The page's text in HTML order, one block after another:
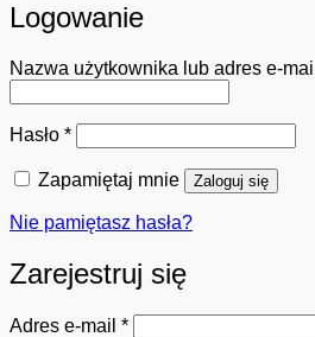
Logowanie
Nazwa użytkownika lub adres e-mail
Hasło *Wymagane
Zapamiętaj mnie Zaloguj się
Nie pamiętasz hasła?
Zarejestruj się
Adres e-mail *Wymagane